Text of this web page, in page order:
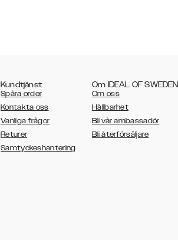
Kundtjänst
Spåra order
Kontakta oss
Vanliga frågor
Returer
Samtyckeshantering
Om IDEAL OF SWEDEN
Om oss
Hållbarhet
Bli vår ambassadör
Bli återförsäljare
AUSTRALIA